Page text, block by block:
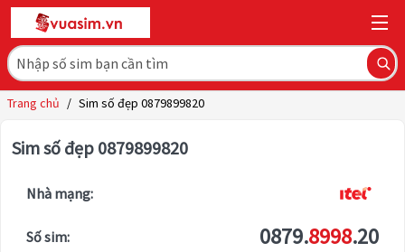
Trang chủ / Sim số đẹp 0879899820
Sim số đẹp 0879899820
Nhà mạng:
Số sim: 0879.8998.20